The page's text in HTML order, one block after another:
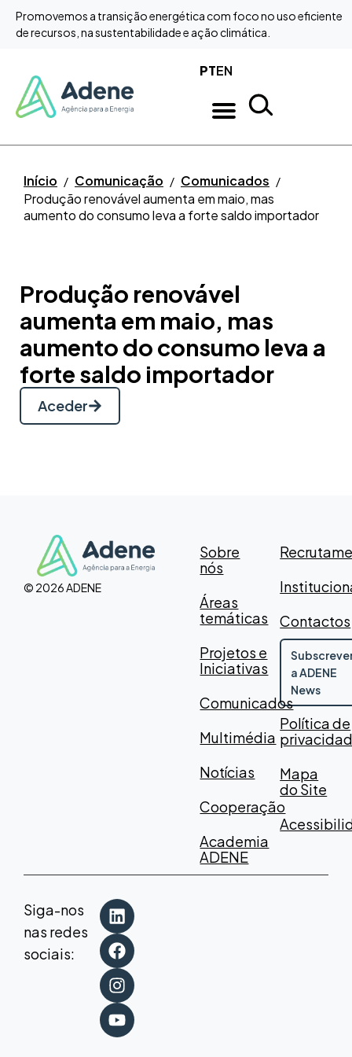
Saltar para o conteúdo
Promovemos a transição energética com foco no uso eficiente
de recursos, na sustentabilidade e ação climática.
PTEN
Início Comunicação
Comunicados
Produção renovável aumenta em maio, mas
aumento do consumo leva a forte saldo importador
Produção renovável
aumenta em maio, mas
aumento do consumo leva a
forte saldo importador
Aceder
© 2026 ADENE
Sobre
nós
Áreas
temáticas
Projetos e
Iniciativas
Comunicados
Multimédia
Notícias
Cooperação
Academia
ADENE
Contactos
a ADENE
News
Política de
Mapa
do Site
Siga-nos
nas redes
sociais: